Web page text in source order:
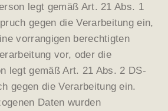
legt gemäß Art. 21 Abs. 1
gegen die Verarbeitung ein,
vorrangigen berechtigten
vor, oder die
legt gemäß Art. 21 Abs. 2 DS-
gegen die Verarbeitung ein.
Daten wurden